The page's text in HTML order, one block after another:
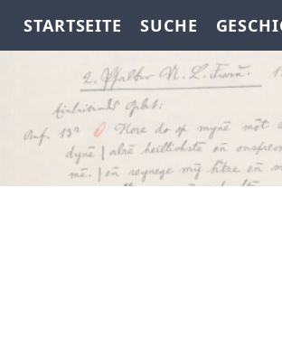
STARTSEITE SUCHE